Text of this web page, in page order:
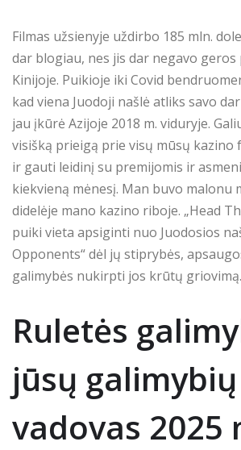
Filmas užsienyje uždirbo 185 mln.
dar blogiau, nes jis dar negavo
Kinijoje. Puikioje iki Covid
kad viena Juodoji našlė atliks savo
jau įkūrė Azijoje 2018 m. viduryje.
visišką prieigą prie visų mūsų
ir gauti leidinį su premijomis ir
kiekvieną mėnesį. Man buvo malonu
didelėje mano kazino riboje. „Head
puiki vieta apsiginti nuo Juodosios
Opponents“ dėl jų stiprybės,
galimybės nukirpti jos krūtų griovimą.
Ruletės
jūsų galimybių
vadovas 2025